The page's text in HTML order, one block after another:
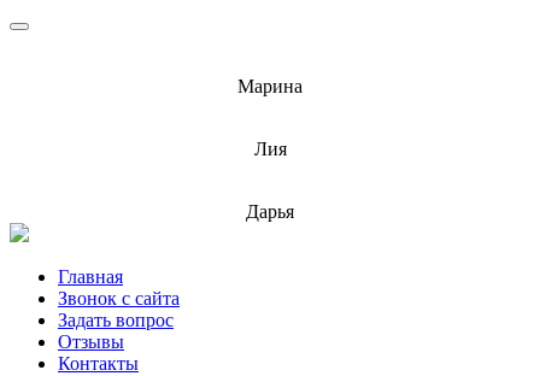
Марина
Лия
Дарья
Перейти
содержимому
Главная
Звонок с сайта
Задать вопрос
Отзывы
Контакты